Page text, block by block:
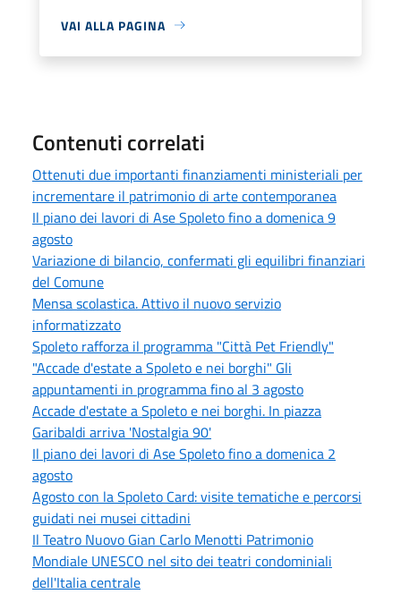
VAI ALLA PAGINA
Contenuti correlati
Ottenuti due importanti finanziamenti ministeriali per
incrementare il patrimonio di arte contemporanea
Il piano dei lavori di Ase Spoleto fino a domenica 9
agosto
Variazione di bilancio, confermati gli equilibri finanziari
del Comune
Mensa scolastica. Attivo il nuovo servizio
informatizzato
Spoleto rafforza il programma "Città Pet Friendly"
"Accade d'estate a Spoleto e nei borghi" Gli
appuntamenti in programma fino al 3 agosto
Accade d'estate a Spoleto e nei borghi. In piazza
Garibaldi arriva 'Nostalgia 90'
Il piano dei lavori di Ase Spoleto fino a domenica 2
agosto
Agosto con la Spoleto Card: visite tematiche e percorsi
guidati nei musei cittadini
Il Teatro Nuovo Gian Carlo Menotti Patrimonio
Mondiale UNESCO nel sito dei teatri condominiali
dell'Italia centrale